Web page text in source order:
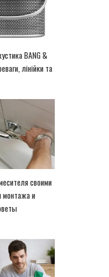
BANG &
лінійки та
своими
монтажа и